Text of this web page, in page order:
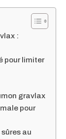
:
pour limiter
gravlax
pour
au